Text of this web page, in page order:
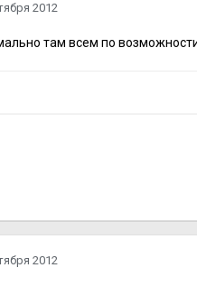
2012
там всем по
2012